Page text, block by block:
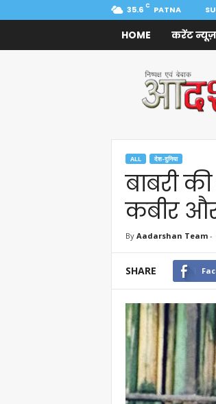
35.6 C PATNA
HOME करेंट न्यूज़
Samachar
ALL देश-दुनिया
बाबरी
कबीर और
By Aadarshan Team-
SHARE